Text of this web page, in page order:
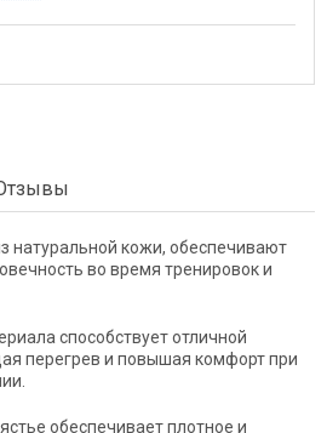
натуральной кожи, обеспечивают
во время тренировок и
способствует отличной
перегрев и повышая комфорт при
обеспечивает плотное и